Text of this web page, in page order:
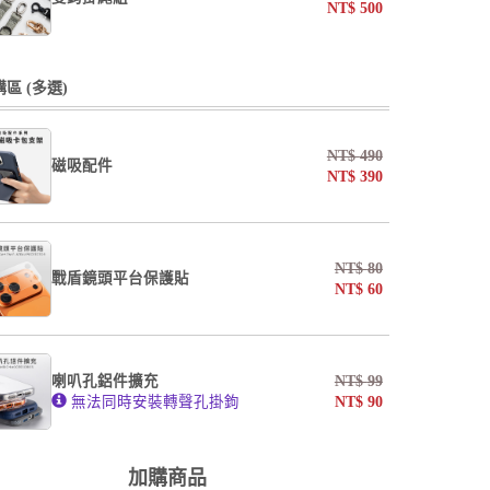
NT$ 500
區 (多選)
磁吸配件
NT$490
NT$ 390
戰盾鏡頭平台保護貼
NT$80
NT$ 60
列
喇叭孔鋁件擴充
無法同時安裝轉聲孔掛鉤
NT$99
NT$ 90
加購商品